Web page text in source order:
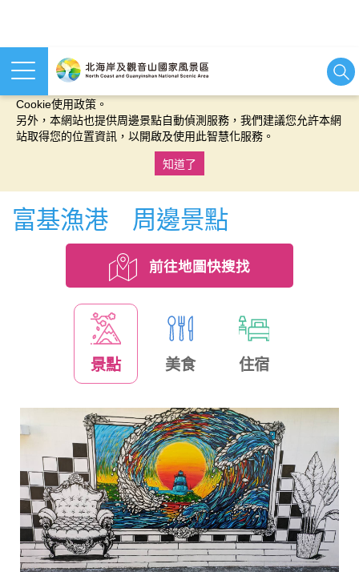
本網站使用cookies等相關技術以持續優化網站服務，並有助於為
Cookie使用政策。
另外，本網站也提供周邊景點自動偵測服務，我們建議您允許本網
站取得您的位置資訊，以開啟及使用此智慧化服務。
知道了
富基漁港 周邊景點
前往地圖快搜找
景點 美食 住宿